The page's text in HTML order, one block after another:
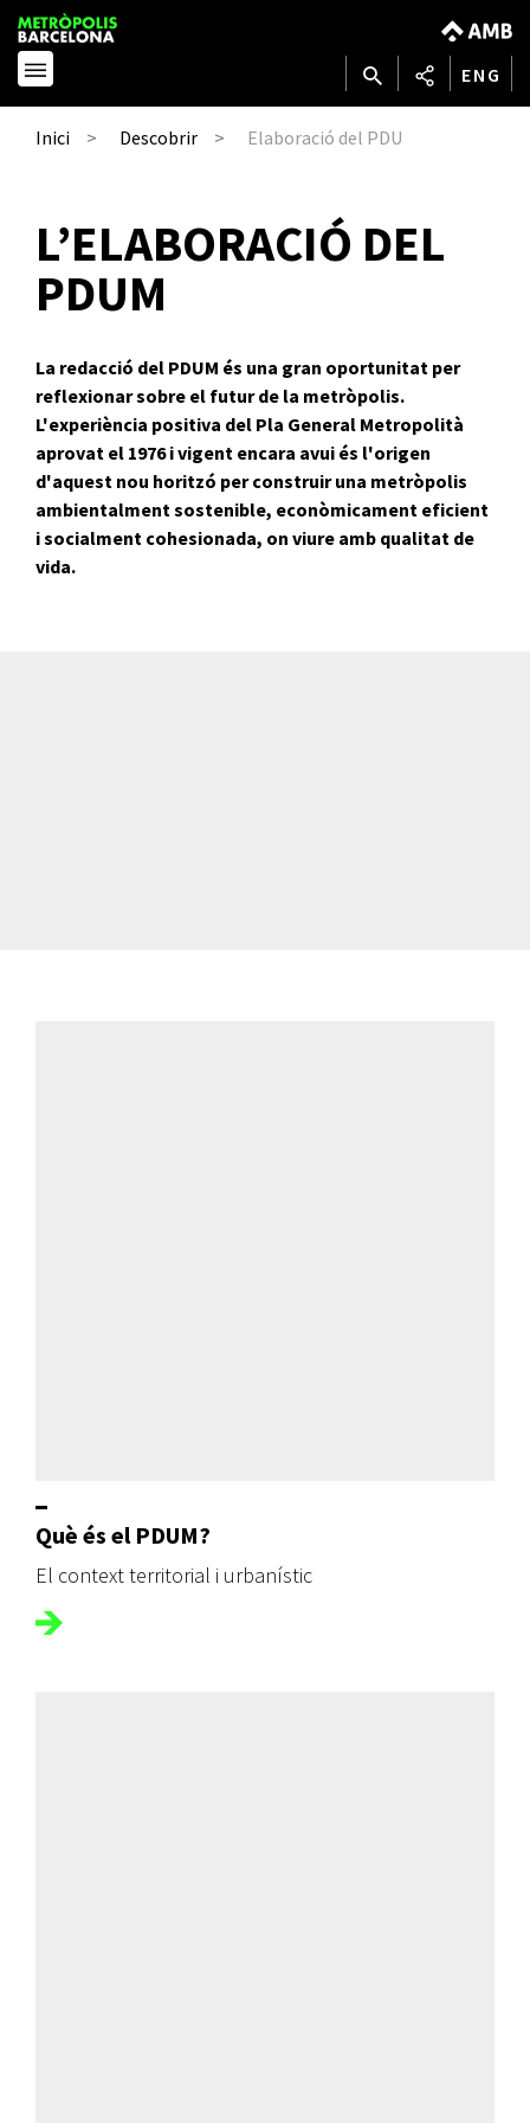
ENG
Inici Descobrir Elaboració del PDU
L’ELABORACIÓ DEL
PDUM
La redacció del PDUM és una gran oportunitat per
reflexionar sobre el futur de la metròpolis.
L'experiència positiva del Pla General Metropolità
aprovat el 1976 i vigent encara avui és l'origen
d'aquest nou horitzó per construir una metròpolis
ambientalment sostenible, econòmicament eficient
i socialment cohesionada, on viure amb qualitat de
vida.
Què és el PDUM?
El context territorial i urbanístic